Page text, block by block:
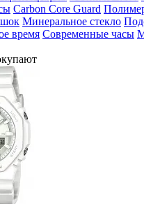
Carbon Core Guard
Минеральное стекло
время Современные часы